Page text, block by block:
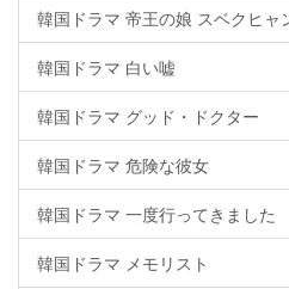
韓国ドラマ 帝王の娘 スベクヒャ
韓国ドラマ 白い嘘
韓国ドラマ グッド・ドクター
韓国ドラマ 危険な彼女
韓国ドラマ 一度行ってきました
韓国ドラマ メモリスト